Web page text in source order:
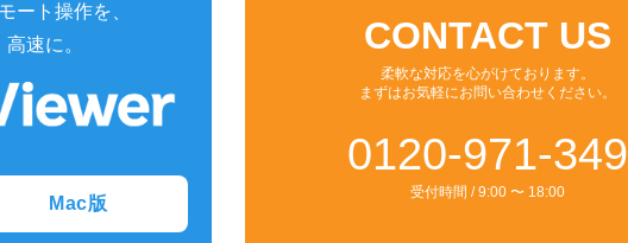
ート操作を、
速に。
Mac版
CONTACT US
柔軟な対応を心がけております。
まずはお気軽にお問い合わせください。
0120-971-349
受付時間 / 9:00 〜 18:00